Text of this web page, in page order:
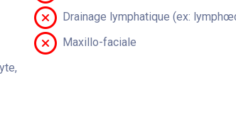
Drainage lymphatique (ex:
Maxillo-faciale